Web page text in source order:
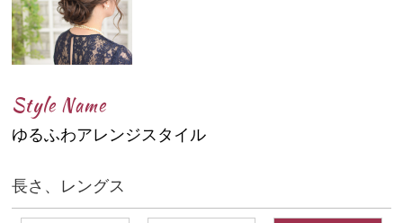
Style Name
ゆるふわアレンジスタイル
長さ、レングス